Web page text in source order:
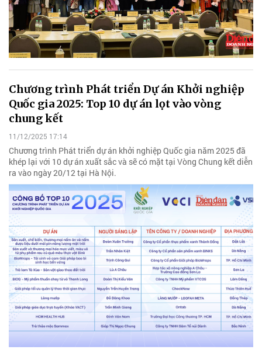
Chương trình Phát triển Dự án Khởi nghiệp
Quốc gia 2025: Top 10 dự án lọt vào vòng
chung kết
11/12/2025 17:14
Chương trình Phát triển dự án khởi nghiệp Quốc gia năm 2025 đã
khép lại với 10 dự án xuất sắc và sẽ có mặt tại Vòng Chung kết diễn
ra vào ngày 20/12 tại Hà Nội.